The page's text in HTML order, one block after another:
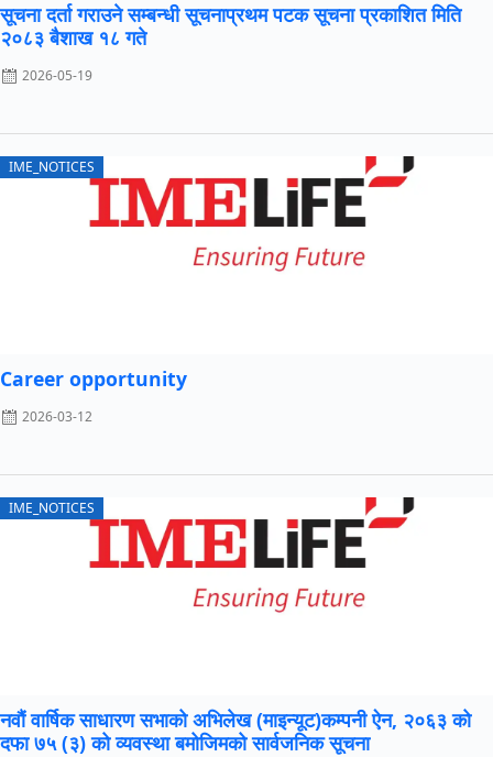
सूचना दर्ता गराउने सम्बन्धी सूचनाप्रथम पटक सूचना प्रकाशित मिति
२०८३ बैशाख १८ गते
2026-05-19
IME_NOTICES
Career opportunity
2026-03-12
IME_NOTICES
नवौं वार्षिक साधारण सभाको अभिलेख (माइन्यूट)कम्पनी ऐन, २०६३ को
दफा ७५ (३) को व्यवस्था बमोजिमको सार्वजनिक सूचना